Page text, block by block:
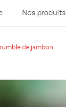
Nos produits
de jambon